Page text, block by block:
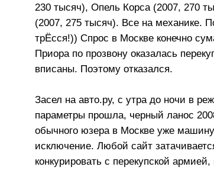
230 тысяч), Опель Корса (2007, 270
(2007, 275 тысяч). Все на механике.
трЁсся!)) Спрос в Москве конечно
Приора по прозвону оказалась
вписаны. Поэтому отказался.
Засел на авто.ру, с утра до ночи в
параметры прошла, черный ланос
обычного юзера в Москве уже
исключение. Любой сайт
конкурировать с перекупской